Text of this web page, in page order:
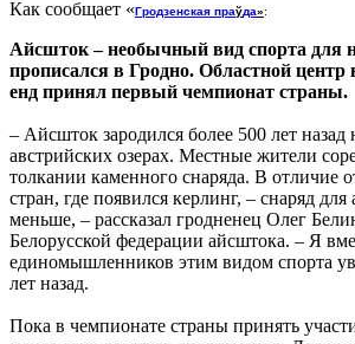
Как сообщает «Гродзенская праўда»:
Айсшток – необычный вид спорта для
прописался в Гродно. Областной
енд принял первый чемпионат страны.
– Айсшток зародился более 500 лет
австрийских озерах. Местные жители
толкании каменного снаряда. В отличие
стран, где появился керлинг, – снаряд для
меньше, – рассказал гродненец Олег
Белорусской федерации айсштока. – Я
единомышленников этим видом спорта
лет назад.
Пока в чемпионате страны принять